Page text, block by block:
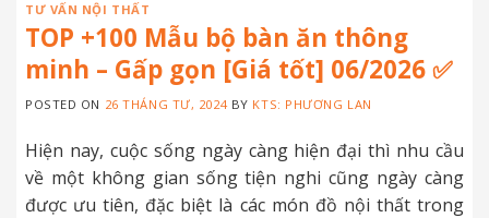
TƯ VẤN NỘI THẤT
TOP +100 Mẫu bộ bàn ăn thông
minh – Gấp gọn [Giá tốt] 06/2026 ✅
POSTED ON 26 THÁNG TƯ, 2024BY KTS: PHƯƠNG LAN
Hiện nay, cuộc sống ngày càng hiện đại thì nhu cầu
về một không gian sống tiện nghi cũng ngày càng
được ưu tiên, đặc biệt là các món đồ nội thất trong